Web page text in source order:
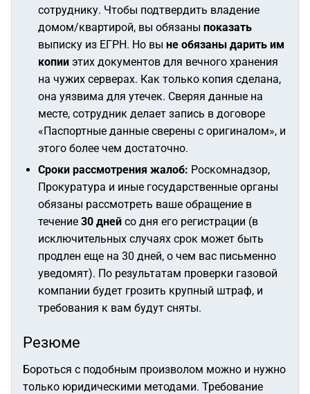
сотруднику. Чтобы подтвердить владение
домом/квартирой, вы обязаны показать
выписку из ЕГРН. Но вы не обязаны дарить им
копии этих документов для вечного хранения
на чужих серверах. Как только копия сделана,
она уязвима для утечек. Сверяя данные на
месте, сотрудник делает запись в договоре
«Паспортные данные сверены с оригиналом», и
этого более чем достаточно.
Сроки рассмотрения жалоб: Роскомнадзор,
Прокуратура и иные государственные органы
обязаны рассмотреть ваше обращение в
течение 30 дней со дня его регистрации (в
исключительных случаях срок может быть
продлен еще на 30 дней, о чем вас письменно
уведомят). По результатам проверки газовой
компании будет грозить крупный штраф, и
требования к вам будут сняты.
Резюме
Бороться с подобным произволом можно и нужно
только юридическими методами. Требование